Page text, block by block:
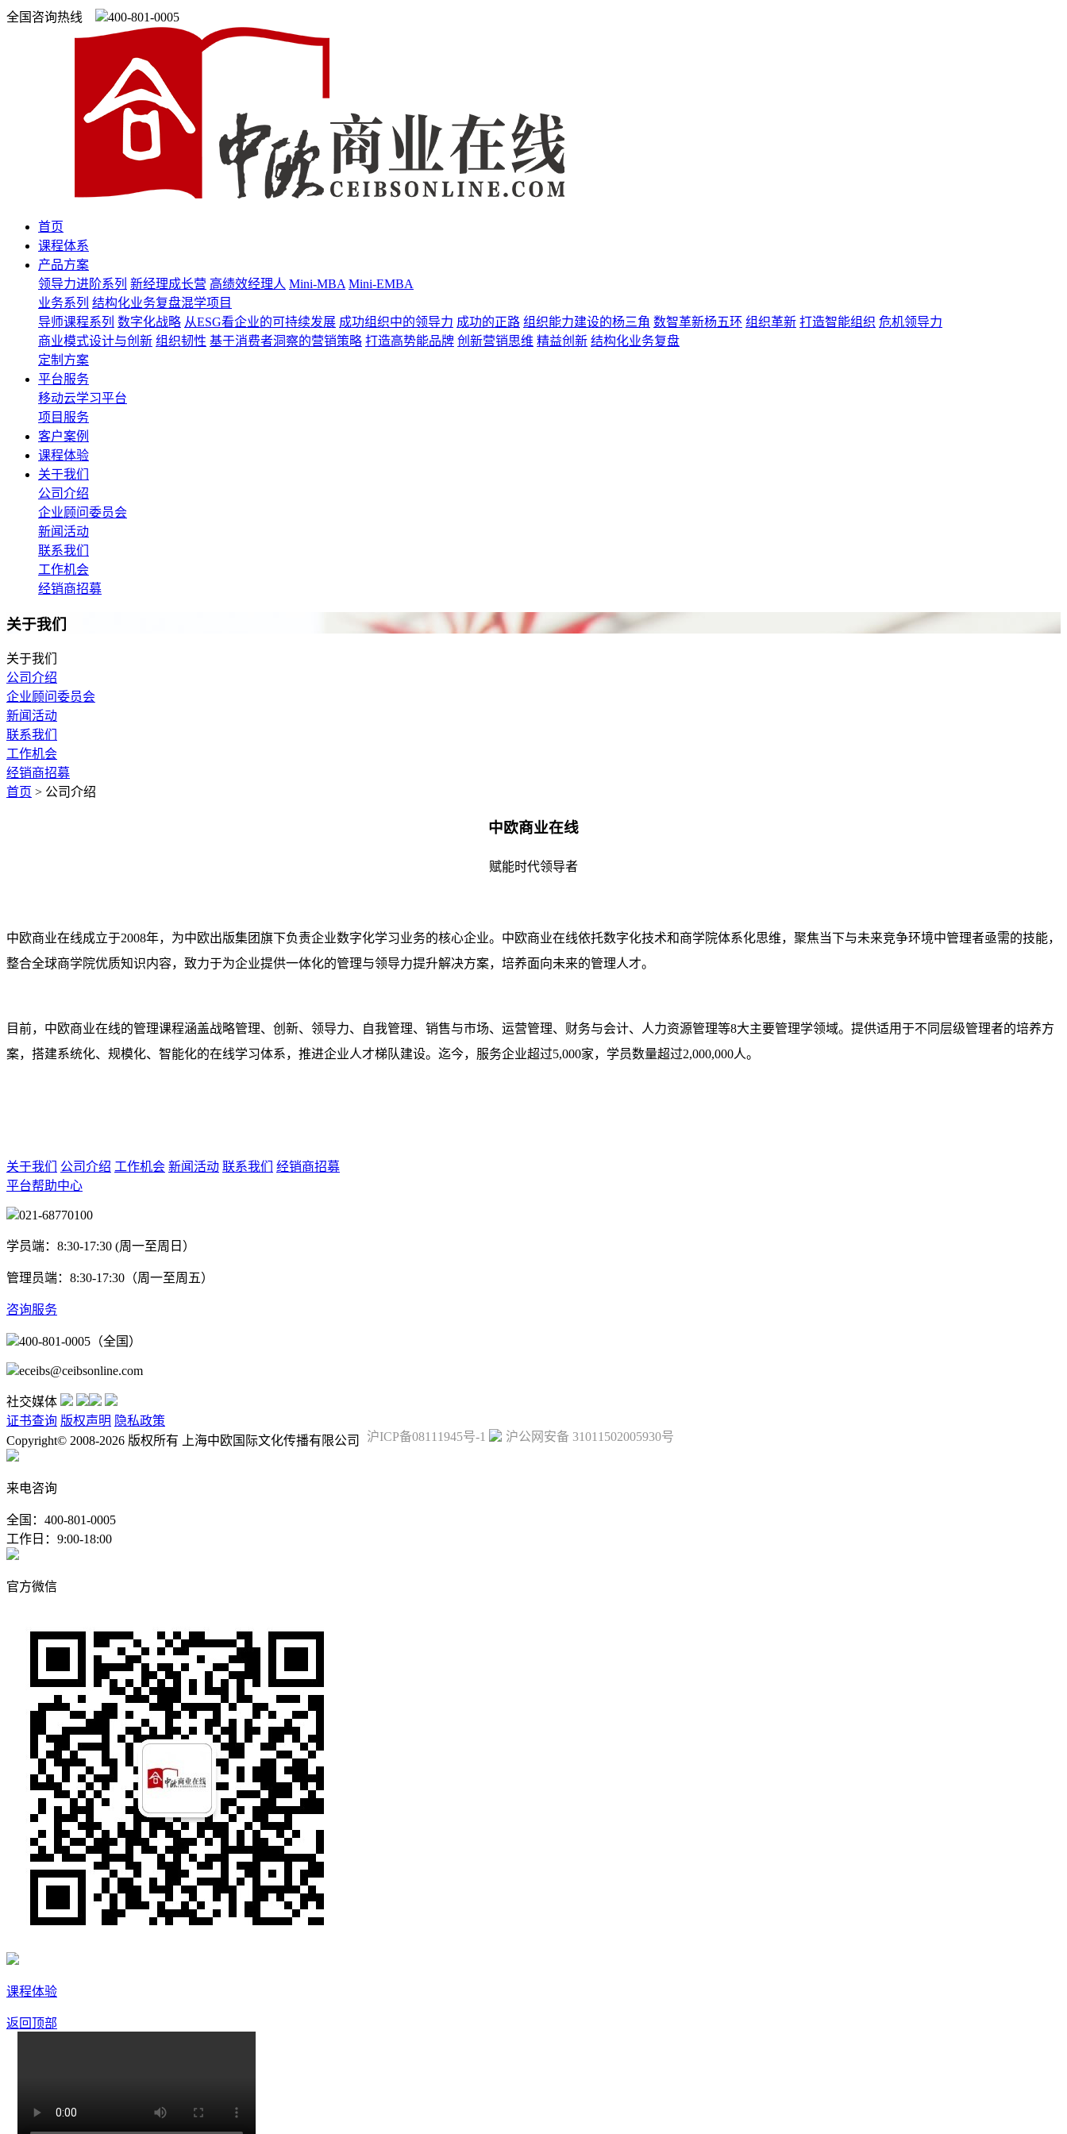
全国咨询热线 400-801-0005
首页
课程体系
产品方案
领导力进阶系列 新经理成长营 高绩效经理人 Mini-MBA Mini-EMBA
业务系列 结构化业务复盘混学项目
导师课程系列 数字化战略 从ESG看企业的可持续发展 成功组织中的领导力 成功的正路 组织能力建设的杨三角 数智革新杨五环 组织革新 打造智能组织 危机领导力
商业模式设计与创新 组织韧性 基于消费者洞察的营销策略 打造高势能品牌 创新营销思维 精益创新 结构化业务复盘
定制方案
平台服务
移动云学习平台
项目服务
客户案例
课程体验
关于我们
公司介绍
企业顾问委员会
新闻活动
联系我们
工作机会
经销商招募
关于我们
关于我们
公司介绍
企业顾问委员会
新闻活动
联系我们
工作机会
经销商招募
首页 > 公司介绍
中欧商业在线
赋能时代领导者
中欧商业在线成立于2008年，为中欧出版集团旗下负责企业数字化学习业务的核心企业。中欧商业在线依托数字化技术和商学院体系化思维，聚焦当下与未来竞争环境中管理者亟需的技能，
整合全球商学院优质知识内容，致力于为企业提供一体化的管理与领导力提升解决方案，培养面向未来的管理人才。
目前，中欧商业在线的管理课程涵盖战略管理、创新、领导力、自我管理、销售与市场、运营管理、财务与会计、人力资源管理等8大主要管理学领域。提供适用于不同层级管理者的培养方
案，搭建系统化、规模化、智能化的在线学习体系，推进企业人才梯队建设。迄今，服务企业超过5,000家，学员数量超过2,000,000人。
关于我们 公司介绍 工作机会 新闻活动 联系我们
经销商招募
平台帮助中心
021-68770100
学员端：8:30-17:30 (周一至周日）
管理员端：8:30-17:30（周一至周五）
咨询服务
400-801-0005（全国）
eceibs@ceibsonline.com
社交媒体
证书查询 版权声明 隐私政策
Copyright© 2008-2026 版权所有 上海中欧国际文化传播有限公司
沪ICP备08111945号-1 沪公网安备 31011502005930号
来电咨询
全国：400-801-0005
工作日：9:00-18:00
官方微信
课程体验
返回顶部